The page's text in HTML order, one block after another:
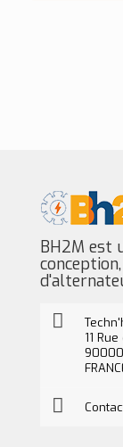
BH2M est
11